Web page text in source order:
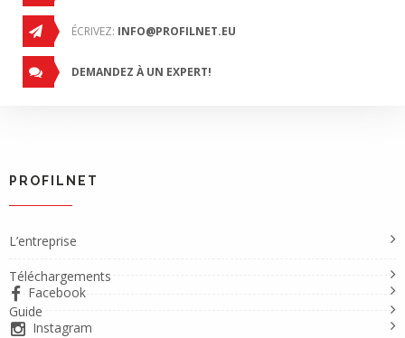
ÉCRIVEZ: INFO@PROFILNET.EU
DEMANDEZ À UN EXPERT!
PROFILNET
L’entreprise
Téléchargements
Guide
Facebook
Instagram